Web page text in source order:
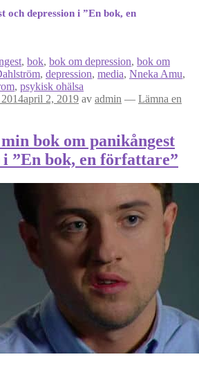
och depression i ”En bok, en
, bok, bok om depression, bok om
, depression, media, Nneka Amu,
, psykisk ohälsa
april 2, 2019 av admin — Lämna en
bok om panikångest
i ”En bok, en författare”